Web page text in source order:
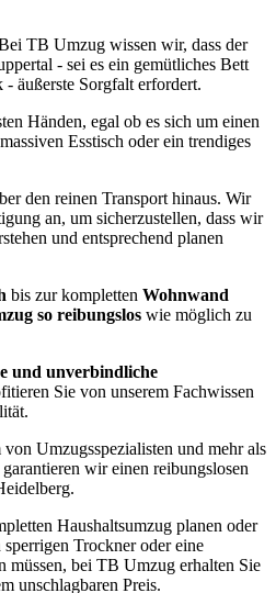
TB Umzug wissen wir, dass der
- sei es ein gemütliches Bett
äußerste Sorgfalt erfordert.
Händen, egal ob es sich um einen
Esstisch oder ein trendiges
den reinen Transport hinaus. Wir
an, um sicherzustellen, dass wir
und entsprechend planen
bis zur kompletten Wohnwand
so reibungslos wie möglich zu
und unverbindliche
Sie von unserem Fachwissen
Umzugsspezialisten und mehr als
wir einen reibungslosen
Haushaltsumzug planen oder
Trockner oder eine
müssen, bei TB Umzug erhalten Sie
unschlagbaren Preis.